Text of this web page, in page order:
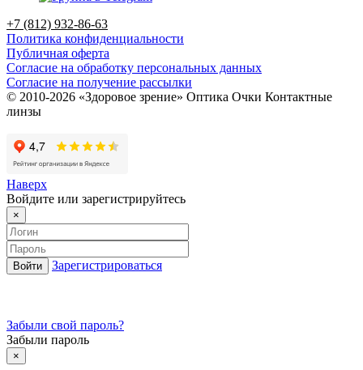
+7 (812) 932-86-63
Политика конфиденциальности
Публичная оферта
Согласие на обработку персональных данных
Согласие на получение рассылки
© 2010-2026 «Здоровое зрение» Оптика Очки Контактные
линзы
Наверх
Войдите или зарегистрируйтесь
×
Зарегистрироваться
Забыли свой пароль?
Забыли пароль
×